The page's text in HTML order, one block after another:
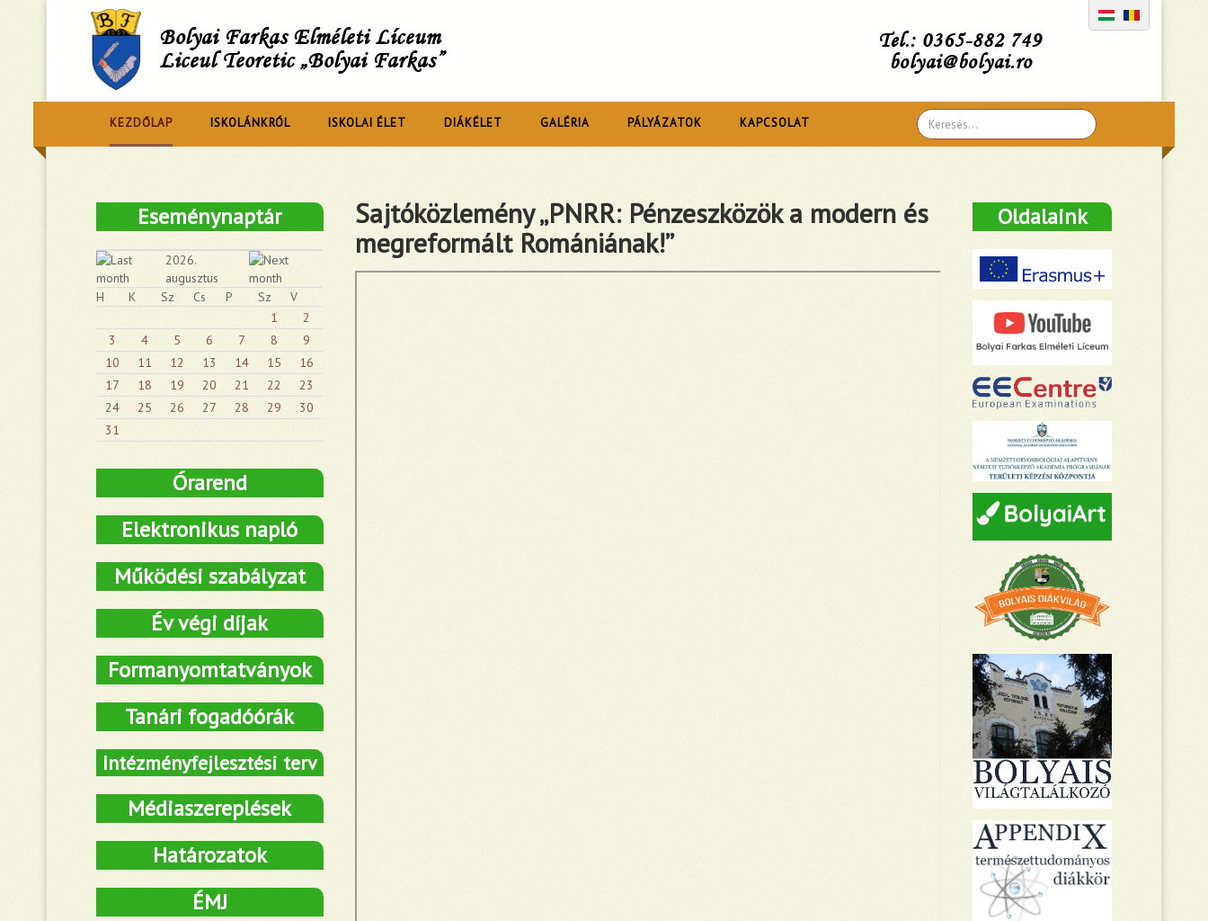
Bolyai Farkas Elméleti Líceum
Liceul Teoretic „Bolyai Farkas”
Tel.: 0365-882 749
bolyai@bolyai.ro
Search
...
KEZDŐLAP ISKOLÁNKRÓL ISKOLAI ÉLET DIÁKÉLET GALÉRIA PÁLYÁZATOK KAPCSOLAT
Sajtóközlemény „PNRR: Pénzeszközök a modern és
megreformált Romániának!”
Eseménynaptár
2026.
augusztus
H
K Sz Cs P Sz
V
1
2
3
4 5 6 7 8
9
10
11 12 13 14 15
16
17
18 19 20 21 22
23
24
25 26 27 28 29
30
31
Órarend
Elektronikus napló
Működési szabályzat
Év végi díjak
Formanyomtatványok
Tanári fogadóórák
Intézményfejlesztési terv
Médiaszereplések
Határozatok
ÉMJ
Oldalaink